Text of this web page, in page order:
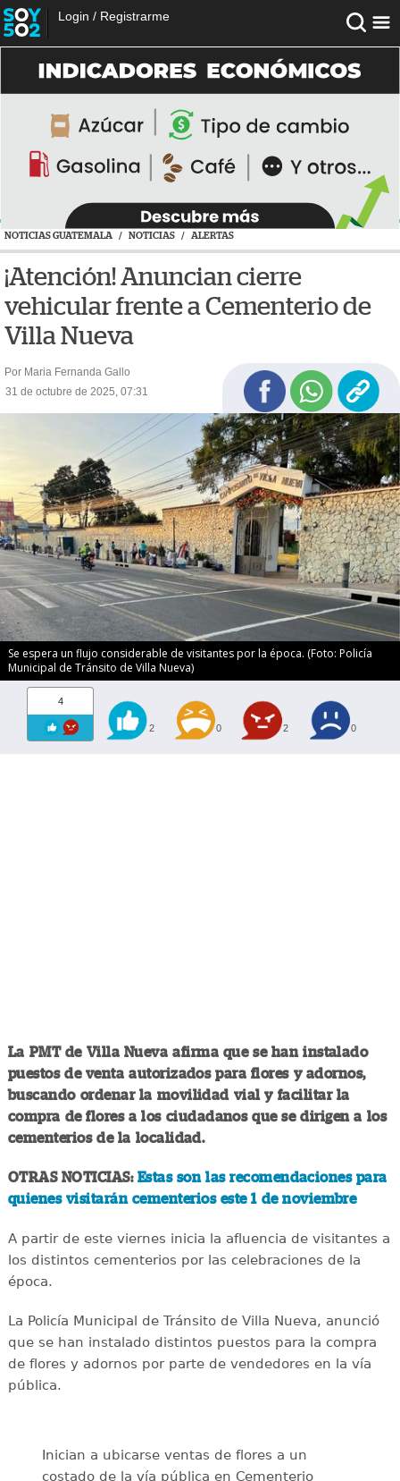
Login / Registrarme
NOTICIAS GUATEMALA / NOTICIAS / ALERTAS
¡Atención! Anuncian cierre
vehicular frente a Cementerio de
Villa Nueva
Por Maria Fernanda Gallo
31 de octubre de 2025, 07:31
Se espera un flujo considerable de visitantes por la época. (Foto: Policía
Municipal de Tránsito de Villa Nueva)
4
2 0 2 0
La PMT de Villa Nueva afirma que se han instalado
puestos de venta autorizados para flores y adornos,
buscando ordenar la movilidad vial y facilitar la
compra de flores a los ciudadanos que se dirigen a los
cementerios de la localidad.
OTRAS NOTICIAS:Estas son las recomendaciones para
quienes visitarán cementerios este 1 de noviembre
A partir de este viernes inicia la afluencia de visitantes a
los distintos cementerios por las celebraciones de la
época.
La Policía Municipal de Tránsito de Villa Nueva, anunció
que se han instalado distintos puestos para la compra
de flores y adornos por parte de vendedores en la vía
pública.
Inician a ubicarse ventas de flores a un
costado de la vía pública en Cementerio